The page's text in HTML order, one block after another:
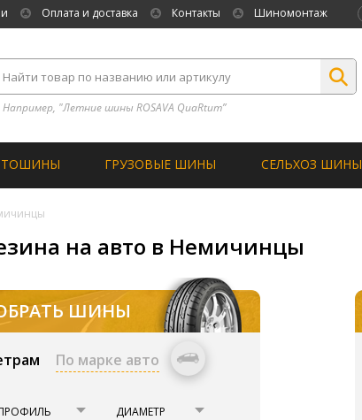
Оплата и доставка Контакты Шиномонтаж
Например, "Летние шины ROSAVA QuaRtum”
ГРУЗОВЫЕ ШИНЫ СЕЛЬХОЗ ШИНЫ
на авто в Немичинцы
ШИНЫ
По марке авто
ДИАМЕТР